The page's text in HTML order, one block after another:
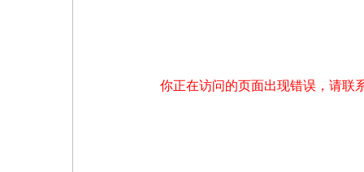
你正在访问的页面出现错误，请联